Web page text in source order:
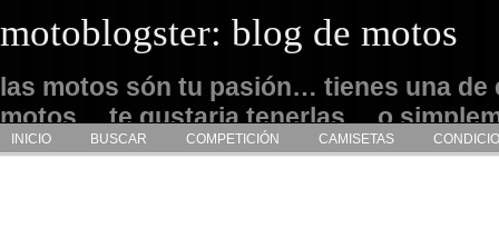
motoblogster: blog de motos
las motos són tu pasión… tienes una de
motos… te gustaria tenerlas… o
admirarlas… este es tu sitio
INICIO BUSCAR COMPETICIÓN CAMISETAS